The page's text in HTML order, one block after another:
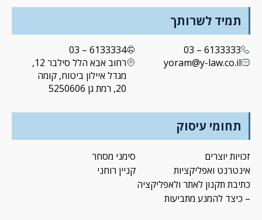
תמיד לשרותך
6133333 – 03
6133334 – 03
yoram@y-law.co.il
רחוב אבא הלל סילבר 12,
מגדל איילון ביטוח, קומה
20, רמת גן 5250606
תחומי עיסוק
זכויות יוצרים
סימני מסחר
אינטרנט ואפליקציות
קניין רוחני
כתיבת תקנון לאתר ולאפליקציה
– כיצד להמנע מתביעות